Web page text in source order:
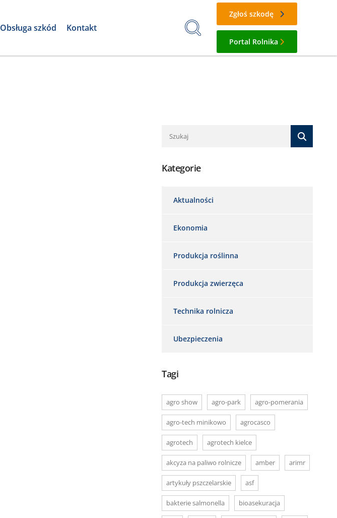
Obsługa szkód Kontakt
Zgłoś szkodę
Portal Rolnika
Kategorie
Aktualności
Ekonomia
Produkcja roślinna
Produkcja zwierzęca
Technika rolnicza
Ubezpieczenia
Tagi
agro show agro-park agro-pomerania
agro-tech minikowo agrocasco
agrotech agrotech kielce
akcyza na paliwo rolnicze amber arimr
artykuły pszczelarskie asf
bakterie salmonella bioasekuracja